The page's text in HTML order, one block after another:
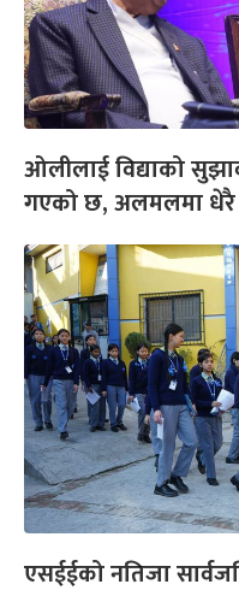
ओलीलाई विद्याको
गएको छ, अलमलमा धेरै
एसईईको नतिजा